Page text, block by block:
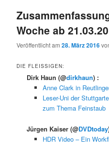
Woche ab
Veröffentlicht am28. März 2016
DIE FLEISSIGEN:
Dirk Haun(@dirkhaun) :
Anne Clark in
Leser-Uni der
zum Thema Feinstaub
Jürgen Kaiser(@DVDtoday
HDR Video – Ein